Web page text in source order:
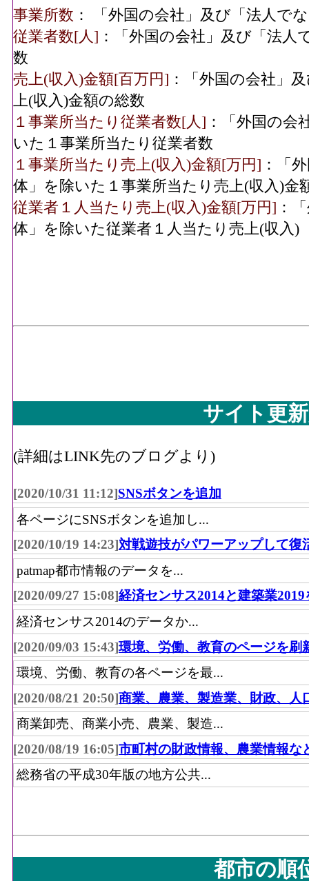
事業所数 ： 「外国の会社」及び「法人で
従業者数[人] ：「外国の会社」及び「法
数
売上(収入)金額[百万円] ：「外国の会社」
上(収入)金額の総数
１事業所当たり従業者数[人] ：「外国の会
いた１事業所当たり従業者数
１事業所当たり売上(収入)金額[万円] ：「
体」を除いた１事業所当たり売上(収入)金
従業者１人当たり売上(収入)金額[万円] ：
体」を除いた従業者１人当たり売上(収入)
サイト更
(詳細はLINK先のブログより)
[2020/10/31 11:12]SNSボタンを追加
各ページにSNSボタンを追加し...
[2020/10/19 14:23]対戦遊技がパワーアップして復
patmap都市情報のデータを...
[2020/09/27 15:08]経済センサス2014と建築業2019
経済センサス2014のデータか...
[2020/09/03 15:43]環境、労働、教育のページを刷
環境、労働、教育の各ページを最...
[2020/08/21 20:50]商業、農業、製造業、財政、人
商業卸売、商業小売、農業、製造...
[2020/08/19 16:05]市町村の財政情報、農業情報な
総務省の平成30年版の地方公共...
都市の順